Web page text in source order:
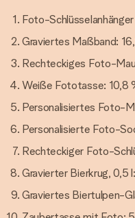
Foto-
Graviertes Maßband:
Rechteckiges Foto-
Weiße Fototasse: 10,8
Personalisiertes Foto-
Personalisierte Foto-
Rechteckiger Foto-
Gravierter Bierkrug, 0,5
Graviertes Biertulpen-